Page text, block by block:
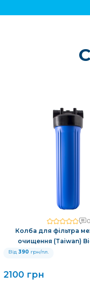
0
Колба для фільтра
очищення (Taiwan)
Від 390 грн/пл.
2100 грн